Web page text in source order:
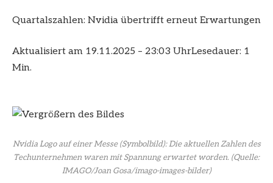
Quartalszahlen: Nvidia übertrifft erneut Erwartungen
Aktualisiert am 19.11.2025 – 23:03 UhrLesedauer: 1
Min.
Nvidia Logo auf einer Messe (Symbolbild): Die aktuellen Zahlen des
Techunternehmen waren mit Spannung erwartet worden. (Quelle:
IMAGO/Joan Gosa/imago-images-bilder)